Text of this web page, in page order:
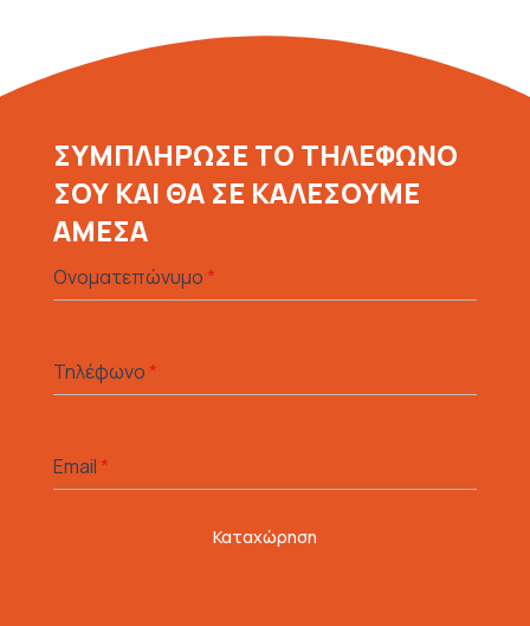
ΣΥΜΠΛΗΡΩΣΕ ΤΟ ΤΗΛΕΦΩΝΟ
ΣΟΥ ΚΑΙ ΘΑ ΣΕ ΚΑΛΕΣΟΥΜΕ
ΑΜΕΣΑ
Ονοματεπώνυμο *
Τηλέφωνο *
Email *
Καταχώρηση